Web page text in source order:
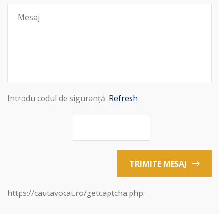
Introdu codul de siguranță Refresh
TRIMITE MESAJ
https://cautavocat.ro/getcaptcha.php: